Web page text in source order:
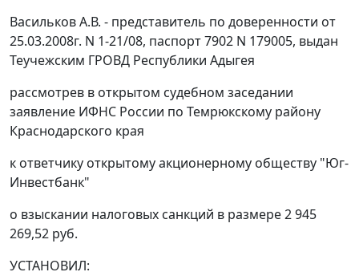
Васильков А.В. - представитель по доверенности от
25.03.2008г. N 1-21/08, паспорт 7902 N 179005, выдан
Теучежским ГРОВД Республики Адыгея
рассмотрев в открытом судебном заседании
заявление ИФНС России по Темрюкскому району
Краснодарского края
к ответчику открытому акционерному обществу "Юг-
Инвестбанк"
о взыскании налоговых санкций в размере 2 945
269,52 руб.
УСТАНОВИЛ: